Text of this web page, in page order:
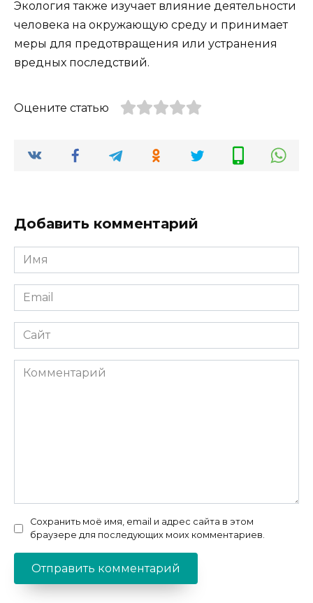
Экология также изучает влияние деятельности
человека на окружающую среду и принимает
меры для предотвращения или устранения
вредных последствий.
Оцените статью
Добавить комментарий
Имя
*
Email
*
Сайт
Комментарий
Сохранить моё имя, email и адрес сайта в этом
браузере для последующих моих комментариев.